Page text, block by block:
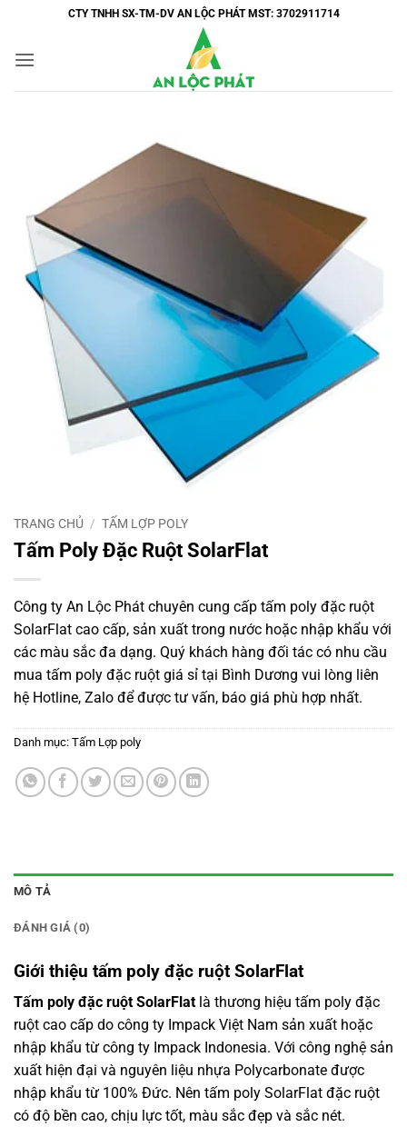
nội
CTY TNHH SX-TM-DV AN LỘC PHÁT MST: 3702911714
TRANG CHỦ / TẤM LỢP POLY
Tấm Poly Đặc Ruột SolarFlat
Công ty An Lộc Phát chuyên cung cấp tấm poly đặc ruột
SolarFlat cao cấp, sản xuất trong nước hoặc nhập khẩu với
các màu sắc đa dạng. Quý khách hàng đối tác có nhu cầu
mua tấm poly đặc ruột giá sỉ tại Bình Dương vui lòng liên
hệ Hotline, Zalo để được tư vấn, báo giá phù hợp nhất.
Danh mục: Tấm Lợp poly
MÔ TẢ
ĐÁNH GIÁ (0)
Giới thiệu tấm poly đặc ruột SolarFlat
Tấm poly đặc ruột SolarFlat là thương hiệu tấm poly đặc
ruột cao cấp do công ty Impack Việt Nam sản xuất hoặc
nhập khẩu từ công ty Impack Indonesia. Với công nghệ sản
xuất hiện đại và nguyên liệu nhựa Polycarbonate được
nhập khẩu từ 100% Đức. Nên tấm poly SolarFlat đặc ruột
có độ bền cao, chịu lực tốt, màu sắc đẹp và sắc nét.